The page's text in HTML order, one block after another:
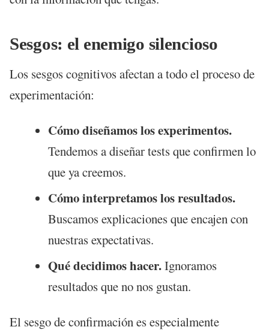
Sesgos: el enemigo silencioso
Los sesgos cognitivos afectan a todo el proceso de
experimentación:
Cómo diseñamos los experimentos.
Tendemos a diseñar tests que confirmen lo
que ya creemos.
Cómo interpretamos los resultados.
Buscamos explicaciones que encajen con
nuestras expectativas.
Qué decidimos hacer.Ignoramos
resultados que no nos gustan.
El sesgo de confirmación es especialmente